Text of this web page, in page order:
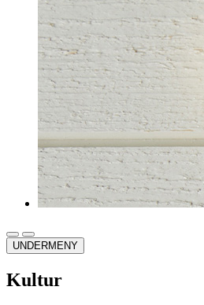
UNDERMENY
Kultur